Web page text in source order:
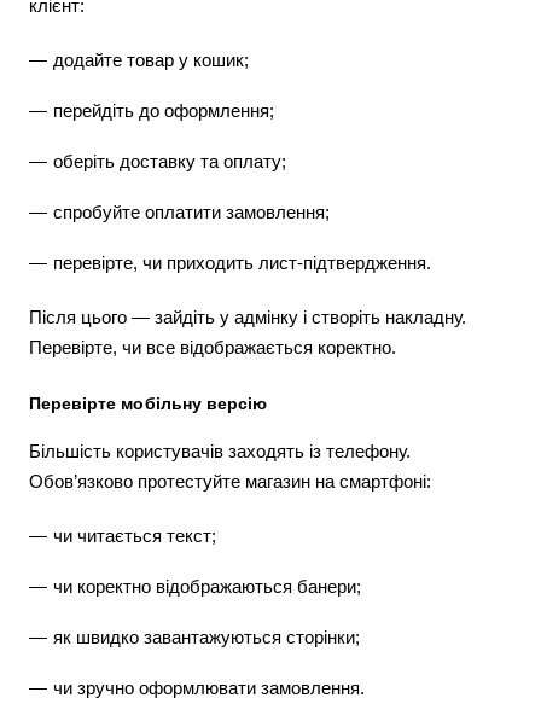
клієнт:
додайте товар у кошик;
перейдіть до оформлення;
оберіть доставку та оплату;
спробуйте оплатити замовлення;
перевірте, чи приходить лист-підтвердження.
Після цього — зайдіть у адмінку і створіть накладну.
Перевірте, чи все відображається коректно.
Перевірте мобільну версію
Більшість користувачів заходять із телефону.
Обов’язково протестуйте магазин на смартфоні:
чи читається текст;
чи коректно відображаються банери;
як швидко завантажуються сторінки;
чи зручно оформлювати замовлення.